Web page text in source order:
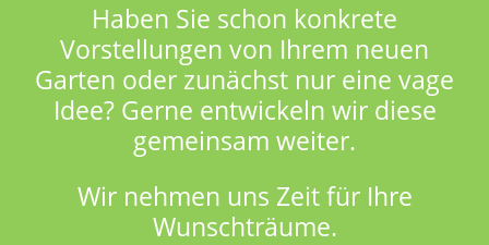
Haben Sie schon konkrete
Vorstellungen von Ihrem neuen
Garten oder zunächst nur eine vage
Idee? Gerne entwickeln wir diese
gemeinsam weiter.
Wir nehmen uns Zeit für Ihre
Wunschträume.